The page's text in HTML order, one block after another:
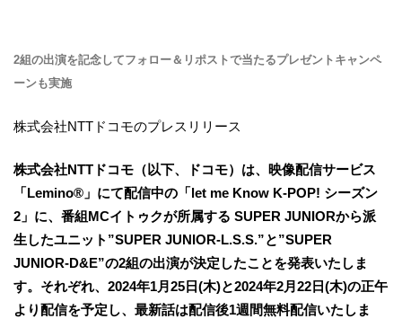
2組の出演を記念してフォロー＆リポストで当たるプレゼントキャンペ
ーンも実施
株式会社NTTドコモのプレスリリース
株式会社NTTドコモ（以下、ドコモ）は、映像配信サービス
「Lemino®」にて配信中の「let me Know K-POP! シーズン
2」に、番組MCイトゥクが所属する SUPER JUNIORから派
生したユニット”SUPER JUNIOR-L.S.S.”と”SUPER
JUNIOR-D&E”の2組の出演が決定したことを発表いたしま
す。それぞれ、2024年1月25日(木)と2024年2月22日(木)の正午
より配信を予定し、最新話は配信後1週間無料配信いたしま